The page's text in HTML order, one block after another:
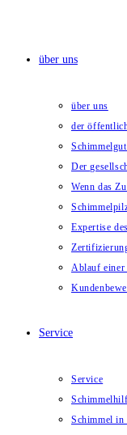
über uns
über uns
der
Der
Wenn das
Expertise
Ablauf einer
Service
Service
Schimmel in